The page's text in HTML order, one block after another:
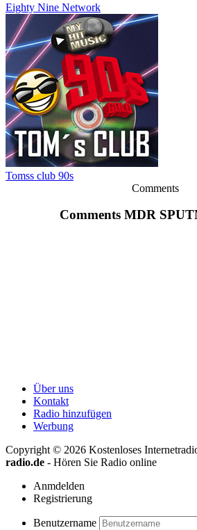
Eighty Nine Network
Tomss club 90s
Comments
Comments MDR
Über uns
Kontakt
Radio hinzufügen
Werbung
Copyright © 2026 Kostenloses
radio.de - Hören Sie Radio online
Anmdelden
Registrierung
Benutzername